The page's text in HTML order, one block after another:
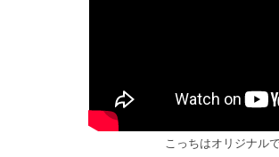
こっちはオリジナル